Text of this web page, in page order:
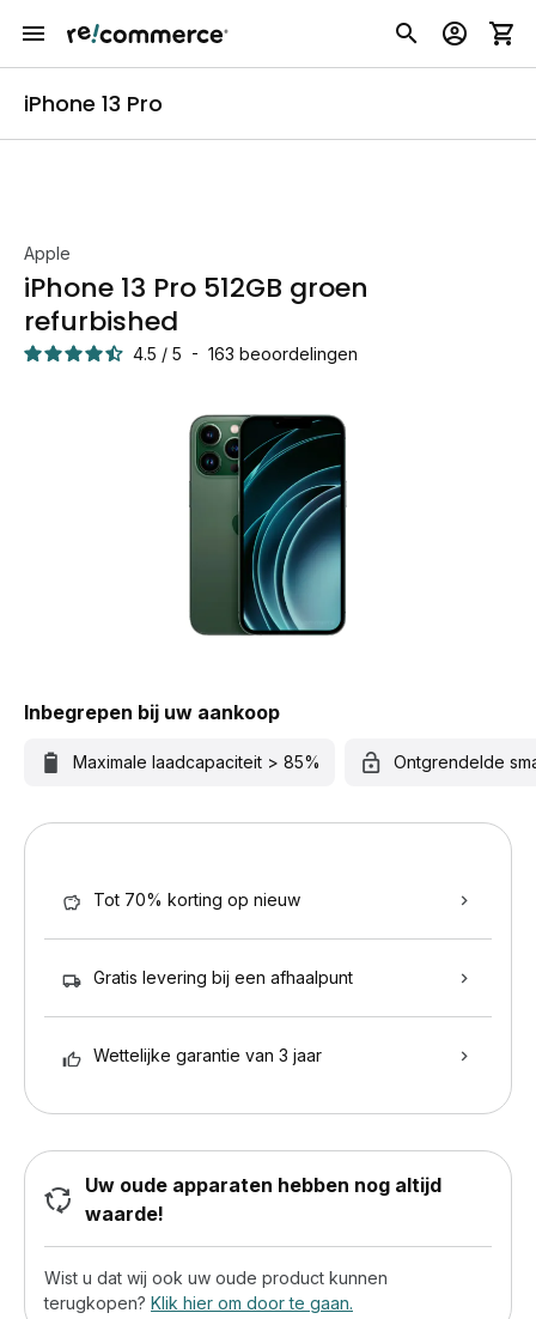
iPhone 13 Pro
Apple
iPhone 13 Pro 512GB groen
refurbished
4.5 / 5 - 163 beoordelingen
Inbegrepen bij uw aankoop
Maximale laadcapaciteit > 85% Ontgrendelde
Tot 70% korting op nieuw
Gratis levering bij een afhaalpunt
Wettelijke garantie van 3 jaar
Uw oude apparaten hebben nog altijd
waarde!
Wist u dat wij ook uw oude product kunnen
terugkopen? Klik hier om door te gaan.